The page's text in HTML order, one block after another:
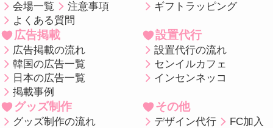
会場一覧
注意事項
よくある質問
ギフトラッピング
広告掲載
広告掲載の流れ
韓国の広告一覧
日本の広告一覧
掲載事例
設置代行
設置代行の流れ
センイルカフェ
インセンネッコ
グッズ制作
グッズ制作の流れ
その他
デザイン代行
FC加入